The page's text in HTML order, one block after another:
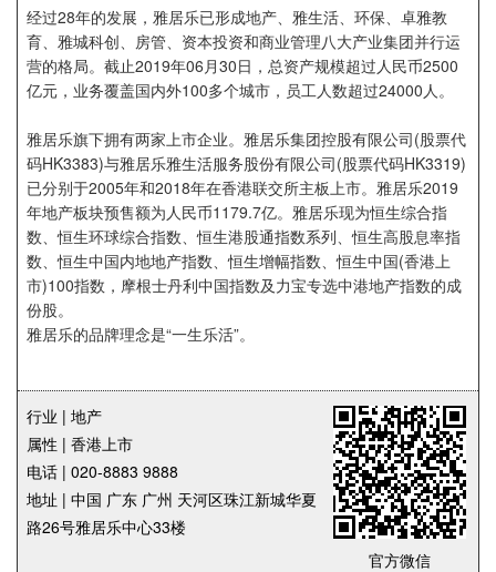
机 构
人 物
地 产
企业招聘
企业会员
关于投稿
广告投放
关于我们
联系我们
经过28年的发展，雅居乐已形成地产、雅生活、环保、卓雅教
育、雅城科创、房管、资本投资和商业管理八大产业集团并行运
营的格局。截止2019年06月30日，总资产规模超过人民币2500
亿元，业务覆盖国内外100多个城市，员工人数超过24000人。
雅居乐旗下拥有两家上市企业。雅居乐集团控股有限公司(股票代
码HK3383)与雅居乐雅生活服务股份有限公司(股票代码HK3319)
已分别于2005年和2018年在香港联交所主板上市。雅居乐2019
年地产板块预售额为人民币1179.7亿。雅居乐现为恒生综合指
数、恒生环球综合指数、恒生港股通指数系列、恒生高股息率指
数、恒生中国内地地产指数、恒生增幅指数、恒生中国(香港上
市)100指数，摩根士丹利中国指数及力宝专选中港地产指数的成
份股。
雅居乐的品牌理念是“一生乐活”。
官方微信
行业 | 地产
属性 | 香港上市
电话 | 020-8883 9888
地址 | 中国 广东 广州 天河区珠江新城华夏
路26号雅居乐中心33楼